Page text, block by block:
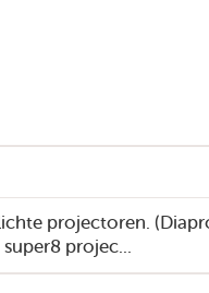
projectoren.
projec...